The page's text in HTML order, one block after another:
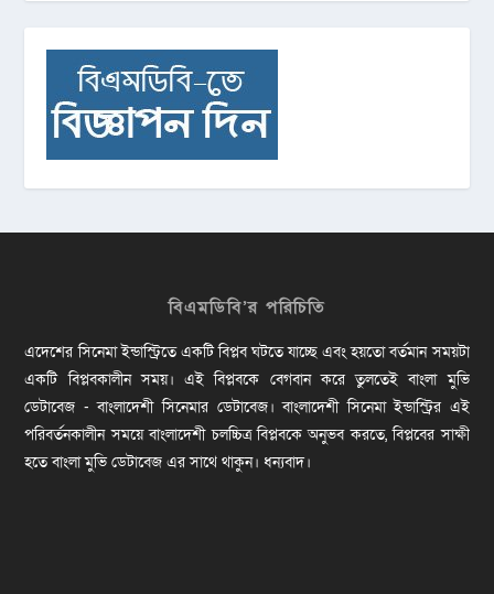
বিএমডিবি’র পরিচিতি
এদেশের সিনেমা ইন্ডাস্ট্রিতে একটি বিপ্লব ঘটতে যাচ্ছে এবং হয়তো বর্তমান সময়টা
একটি বিপ্লবকালীন সময়। এই বিপ্লবকে বেগবান করে তুলতেই বাংলা মুভি
ডেটাবেজ - বাংলাদেশী সিনেমার ডেটাবেজ। বাংলাদেশী সিনেমা ইন্ডাস্ট্রির এই
পরিবর্তনকালীন সময়ে বাংলাদেশী চলচ্চিত্র বিপ্লবকে অনুভব করতে, বিপ্লবের সাক্ষী
হতে বাংলা মুভি ডেটাবেজ এর সাথে থাকুন। ধন্যবাদ।